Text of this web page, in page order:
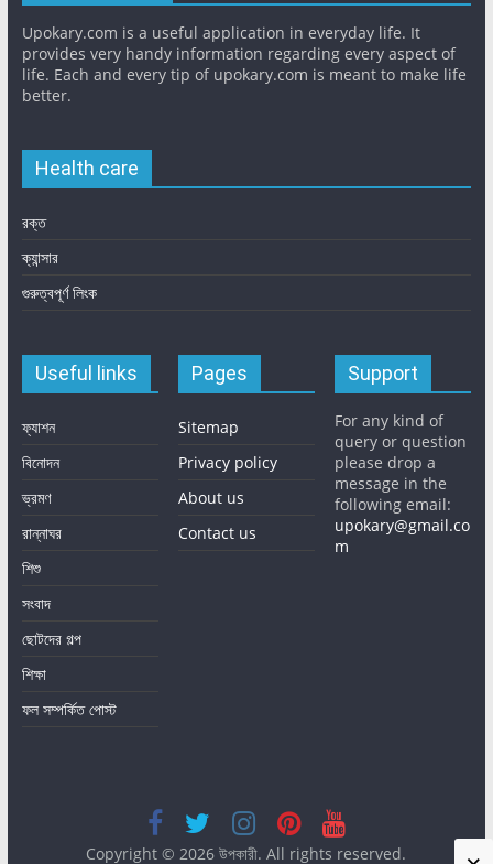
Upokary.com is a useful application in everyday life. It
provides very handy information regarding every aspect of
life. Each and every tip of upokary.com is meant to make life
better.
Health care
রক্ত
ক্যান্সার
গুরুত্বপূর্ণ লিংক
Useful links
ফ্যাশন
বিনোদন
ভ্রমণ
রান্নাঘর
শিশু
সংবাদ
ছোটদের গল্প
শিক্ষা
ফল সম্পর্কিত পোস্ট
Pages
Sitemap
Privacy policy
About us
Contact us
Support
For any kind of
query or question
please drop a
message in the
following email:
upokary@gmail.co
m
Copyright © 2026উপকারী. All rights reserved.